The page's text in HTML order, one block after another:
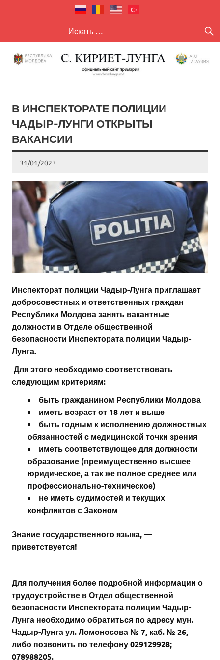
— Лунга
В ИНСПЕКТОРАТЕ ПОЛИЦИИ
ЧАДЫР-ЛУНГИ ОТКРЫТЫ
ВАКАНСИИ
31/01/2023
Инспекторат полиции Чадыр-Лунга приглашает
добросовестных и ответственных граждан
Республики Молдова занять вакантные
должности в Отделе общественной
безопасности Инспектората полиции Чадыр-
Лунга.
Для этого необходимо соответствовать
следующим критериям:
быть гражданином Республики Молдова
иметь возраст от 18 лет и выше
быть годным к исполнению должностных
обязанностей с медицинской точки зрения
иметь соответствующее для должности
образование (преимущественно высшее
юридическое, а так же полное среднее или
профессионально-техническое)
не иметь судимостей и текущих
конфликтов с Законом
Знание государственного языка, —
приветствуется!
Для получения более подробной информации о
трудоустройстве в Отдел общественной
безопасности Инспектората полиции Чадыр-
Лунга необходимо обратиться по адресу мун.
Чадыр-Лунга ул. Ломоносова № 7, каб. № 26,
либо позвонить по телефону 029129928;
078988205.